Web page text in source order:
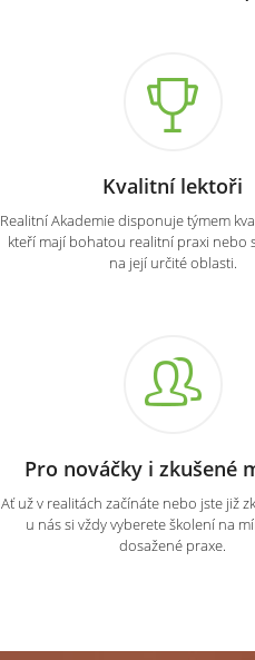
Kvalitní lektoři
Realitní Akademie disponuje týmem
kteří mají bohatou realitní praxi nebo
na její určité oblasti.
Pro nováčky i zkušené
Ať už v realitách začínáte nebo jste již
u nás si vždy vyberete školení na
dosažené praxe.